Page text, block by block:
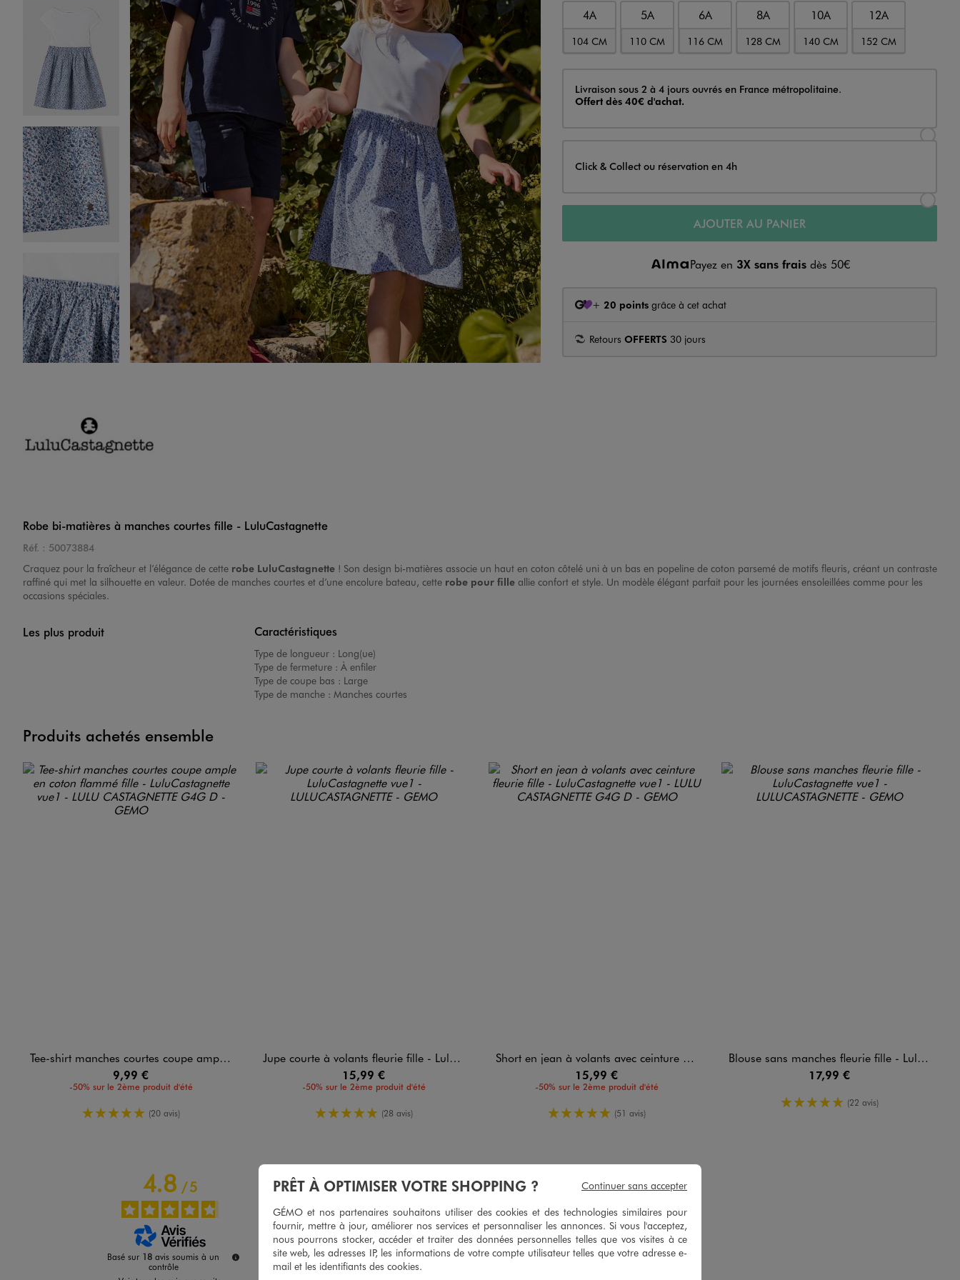
Image 2 sur 5
Image 3 sur 5
4A
104 CM
5A
110 CM
6A
116 CM
8A
128 CM
10A
140 CM
12A
152 CM
Livraison
Livraison sous 2 à 4 jours ouvrés en France métropolitaine.
Offert dès 40€ d'achat.
Click & Collect ou réservation en 4h
AJOUTER AU PANIER
Payez en 3X sans fraisdès 50€
+ 20 pointsgrâce à cet achat
Retours OFFERTS 30 jours
Robe bi-matières à manches courtes fille - LuluCastagnette
Réf. : 50073884
Craquez pour la fraîcheur et l’élégance de cette robe LuluCastagnette ! Son design bi-matières associe un haut en coton côtelé uni à un bas en popeline de coton parsemé de motifs fleuris, créant un contraste
raffiné qui met la silhouette en valeur. Dotée de manches courtes et d’une encolure bateau, cette robe pour fille allie confort et style. Un modèle élégant parfait pour les journées ensoleillées comme pour les
occasions spéciales.
Les plus produit Caractéristiques
Type de longueur : Long(ue)
Type de fermeture : À enfiler
Type de coupe bas : Large
Type de manche : Manches courtes
Produits achetés ensemble
Tee-shirt manches courtes coupe ample en coton flammé fille - LuluCastagnette
9,99 €
-50% sur le 2ème produit d'été
5/5 de moyenne
(20 avis)
Jupe courte à volants fleurie fille - LuluCastagnette
15,99 €
-50% sur le 2ème produit d'été
5/5 de moyenne
(28 avis)
Short en jean à volants avec ceinture fleurie fille - LuluCastagnette
15,99 €
-50% sur le 2ème produit d'été
5/5 de moyenne
(51 avis)
Blouse sans manches fleurie fille - LuluCastagnette
17,99 €
5/5 de moyenne
(22 avis)
4.8/5
Basé sur 18 avis soumis à un
contrôle
5/5
Élégante
Avis du05/08/2026 , suite à une expérience du23/07/2026 parFrançoise B.
Utile(0) Signaler
PRÊT À OPTIMISER VOTRE SHOPPING ?
GÉMO et nos partenaires souhaitons utiliser des cookies et des technologies similaires pour
fournir, mettre à jour, améliorer nos services et personnaliser les annonces. Si vous l'acceptez,
nous pourrons stocker, accéder et traiter des données personnelles telles que vos visites à ce
site web, les adresses IP, les informations de votre compte utilisateur telles que votre adresse e-
mail et les identifiants des cookies.
Continuer sans accepter